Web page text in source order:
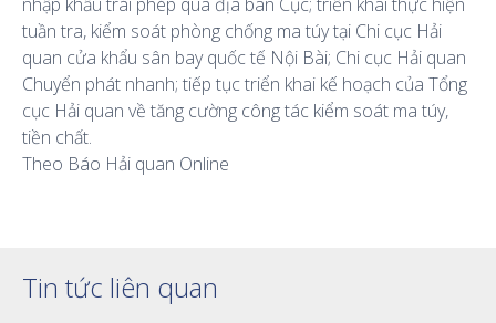
tuần tra, kiểm soát phòng chống ma túy tại Chi cục Hải
quan cửa khẩu sân bay quốc tế Nội Bài; Chi cục Hải quan
Chuyển phát nhanh; tiếp tục triển khai kế hoạch của Tổng
cục Hải quan về tăng cường công tác kiểm soát ma túy,
tiền chất.
Theo Báo Hải quan Online
Tin tức liên quan